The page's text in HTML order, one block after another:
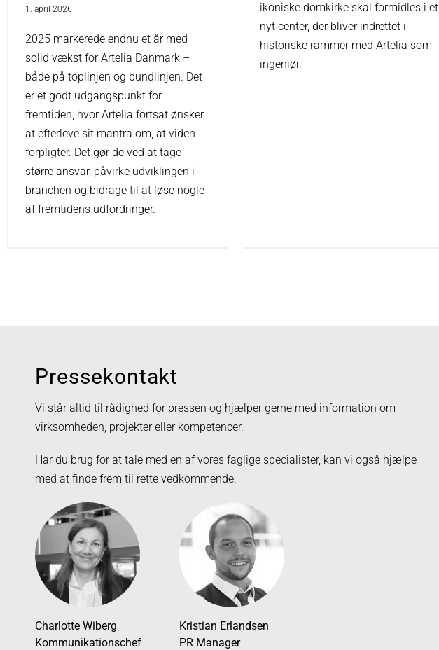
1. april 2026
2025 markerede endnu et år med
solid vækst for Artelia Danmark –
både på toplinjen og bundlinjen. Det
er et godt udgangspunkt for
fremtiden, hvor Artelia fortsat ønsker
at efterleve sit mantra om, at viden
forpligter. Det gør de ved at tage
større ansvar, påvirke udviklingen i
branchen og bidrage til at løse nogle
af fremtidens udfordringer.
ikoniske domkirke skal formidles i et
nyt center, der bliver indrettet i
historiske rammer med Artelia som
ingeniør.
Pressekontakt
Vi står altid til rådighed for pressen og hjælper gerne med information om
virksomheden, projekter eller kompetencer.
Har du brug for at tale med en af vores faglige specialister, kan vi også hjælpe
med at finde frem til rette vedkommende.
Charlotte Wiberg
Kommunikationschef
Kristian Erlandsen
PR Manager